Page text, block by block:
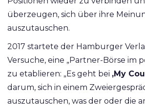
überzeugen, sich über ihre
auszutauschen.
2017 startete der Hamburger
Versuche, eine „Partner-Börse im
zu etablieren: „Es geht bei ‚My
darum, sich in einem
auszutauschen, was der oder die